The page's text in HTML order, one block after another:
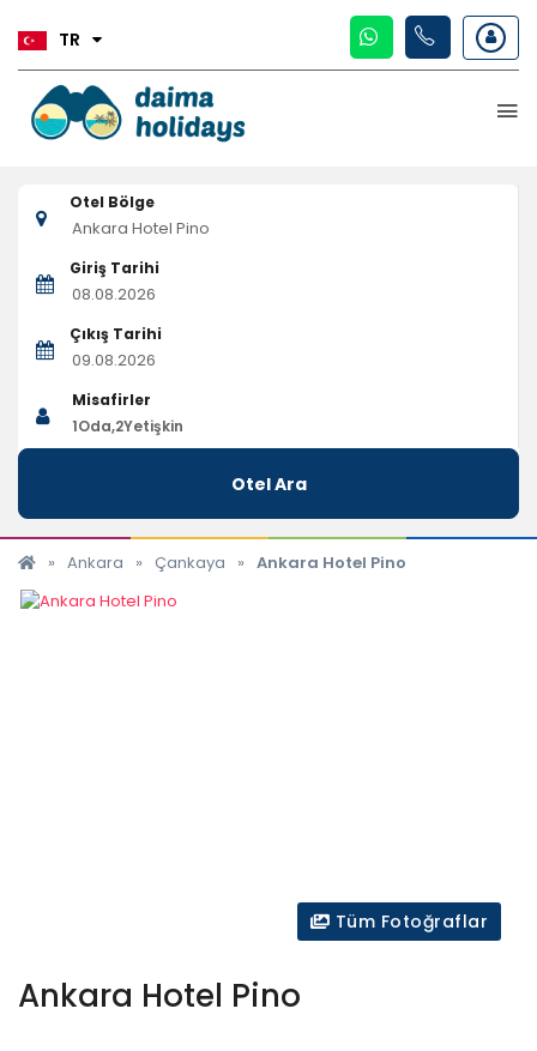
TR
Otel Bölge
Giriş Tarihi
Çıkış Tarihi
Misafirler
1Oda,2Yetişkin
Otel Ara
» Ankara » Çankaya » Ankara Hotel Pino
Tüm Fotoğraflar
Ankara Hotel Pino